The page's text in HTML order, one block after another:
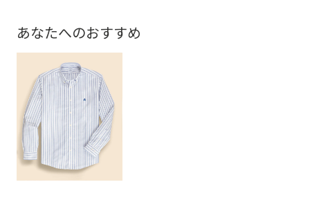
あなたへのおすすめ